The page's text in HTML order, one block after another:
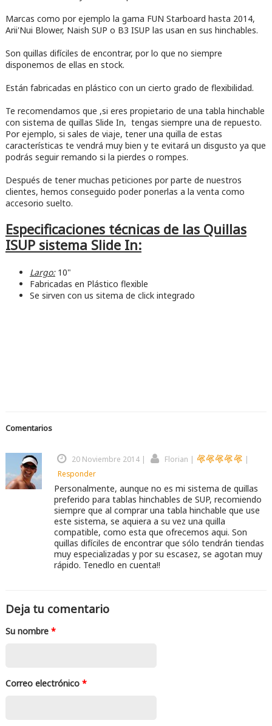
Marcas como por ejemplo la gama FUN Starboard hasta 2014,
Arii'Nui Blower, Naish SUP o B3 ISUP las usan en sus hinchables.
Son quillas difíciles de encontrar, por lo que no siempre
disponemos de ellas en stock.
Están fabricadas en plástico con un cierto grado de flexibilidad.
Te recomendamos que ,si eres propietario de una tabla hinchable
con sistema de quillas Slide In, tengas siempre una de repuesto.
Por ejemplo, si sales de viaje, tener una quilla de estas
características te vendrá muy bien y te evitará un disgusto ya que
podrás seguir remando si la pierdes o rompes.
Después de tener muchas peticiones por parte de nuestros
clientes, hemos conseguido poder ponerlas a la venta como
accesorio suelto.
Especificaciones técnicas de las Quillas
ISUP sistema Slide In:
Largo:10"
Fabricadas en Plástico flexible
Se sirven con us sitema de click integrado
Comentarios
20 Noviembre 2014| Florian |
|
Responder
Personalmente, aunque no es mi sistema de quillas
preferido para tablas hinchables de SUP, recomiendo
siempre que al comprar una tabla hinchable que use
este sistema, se aquiera a su vez una quilla
compatible, como esta que ofrecemos aqui. Son
quillas difíciles de encontrar que sólo tendrán tiendas
muy especializadas y por su escasez, se agotan muy
rápido. Tenedlo en cuenta!!
Deja tu comentario
Su nombre *
Correo electrónico *